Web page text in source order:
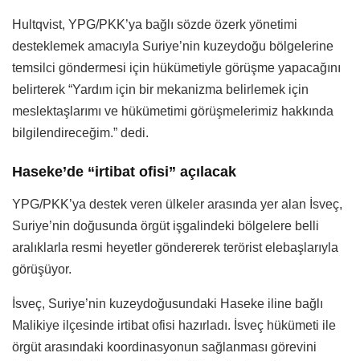
Hultqvist, YPG/PKK’ya bağlı sözde özerk yönetimi
desteklemek amacıyla Suriye’nin kuzeydoğu bölgelerine
temsilci göndermesi için hükümetiyle görüşme yapacağını
belirterek “Yardım için bir mekanizma belirlemek için
meslektaşlarımı ve hükümetimi görüşmelerimiz hakkında
bilgilendireceğim.” dedi.
Haseke’de “irtibat ofisi” açılacak
YPG/PKK’ya destek veren ülkeler arasında yer alan İsveç,
Suriye’nin doğusunda örgüt işgalindeki bölgelere belli
aralıklarla resmi heyetler göndererek terörist elebaşlarıyla
görüşüyor.
İsveç, Suriye’nin kuzeydoğusundaki Haseke iline bağlı
Malikiye ilçesinde irtibat ofisi hazırladı. İsveç hükümeti ile
örgüt arasındaki koordinasyonun sağlanması görevini